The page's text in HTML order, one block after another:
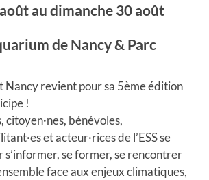
au dimanche 30 août
de Nancy & Parc
Nancy revient pour sa 5ème édition
!
citoyen·nes, bénévoles,
et acteur·rices de l’ESS se
se former, se rencontrer
face aux enjeux climatiques,